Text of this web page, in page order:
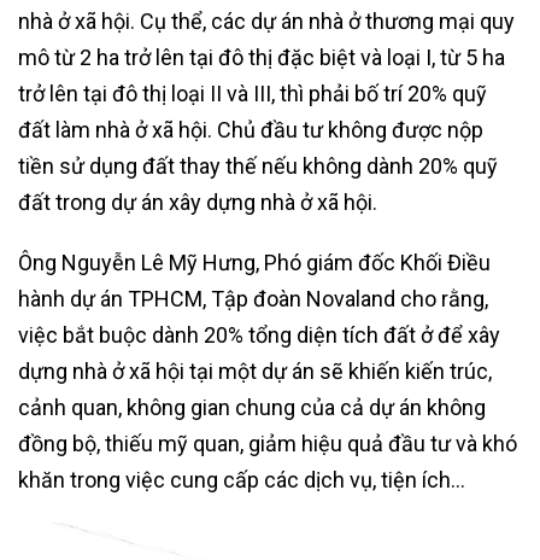
nhà ở xã hội. Cụ thể, các dự án nhà ở thương mại quy
mô từ 2 ha trở lên tại đô thị đặc biệt và loại I, từ 5 ha
trở lên tại đô thị loại II và III, thì phải bố trí 20% quỹ
đất làm nhà ở xã hội. Chủ đầu tư không được nộp
tiền sử dụng đất thay thế nếu không dành 20% quỹ
đất trong dự án xây dựng nhà ở xã hội.
Ông Nguyễn Lê Mỹ Hưng, Phó giám đốc Khối Điều
hành dự án TPHCM, Tập đoàn Novaland cho rằng,
việc bắt buộc dành 20% tổng diện tích đất ở để xây
dựng nhà ở xã hội tại một dự án sẽ khiến kiến trúc,
cảnh quan, không gian chung của cả dự án không
đồng bộ, thiếu mỹ quan, giảm hiệu quả đầu tư và khó
khăn trong việc cung cấp các dịch vụ, tiện ích…